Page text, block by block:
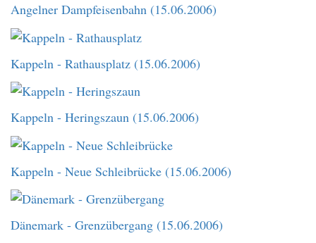
Angelner Dampfeisenbahn (15.06.2006)
Kappeln - Rathausplatz (15.06.2006)
Kappeln - Heringszaun (15.06.2006)
Kappeln - Neue Schleibrücke (15.06.2006)
Dänemark - Grenzübergang (15.06.2006)